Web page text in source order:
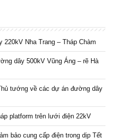
220kV Nha Trang – Tháp Chàm
dây 500kV Vũng Áng – rẽ Hà
tướng về các dự án đường dây
platform trên lưới điện 22kV
bảo cung cấp điện trong dịp Tết